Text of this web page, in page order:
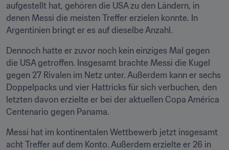
aufgestellt hat, gehören die USA zu den Ländern, in
denen Messi die meisten Treffer erzielen konnte. In
Argentinien bringt er es auf dieselbe Anzahl.
Dennoch hatte er zuvor noch kein einziges Mal gegen
die USA getroffen. Insgesamt brachte Messi die Kugel
gegen 27 Rivalen im Netz unter. Außerdem kann er sechs
Doppelpacks und vier Hattricks für sich verbuchen, den
letzten davon erzielte er bei der aktuellen Copa América
Centenario gegen Panama.
Messi hat im kontinentalen Wettbewerb jetzt insgesamt
acht Treffer auf dem Konto. Außerdem erzielte er 26 in